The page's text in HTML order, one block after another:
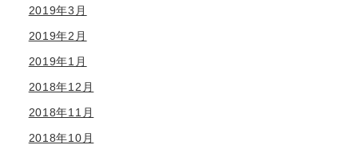
2019年3月
2019年2月
2019年1月
2018年12月
2018年11月
2018年10月